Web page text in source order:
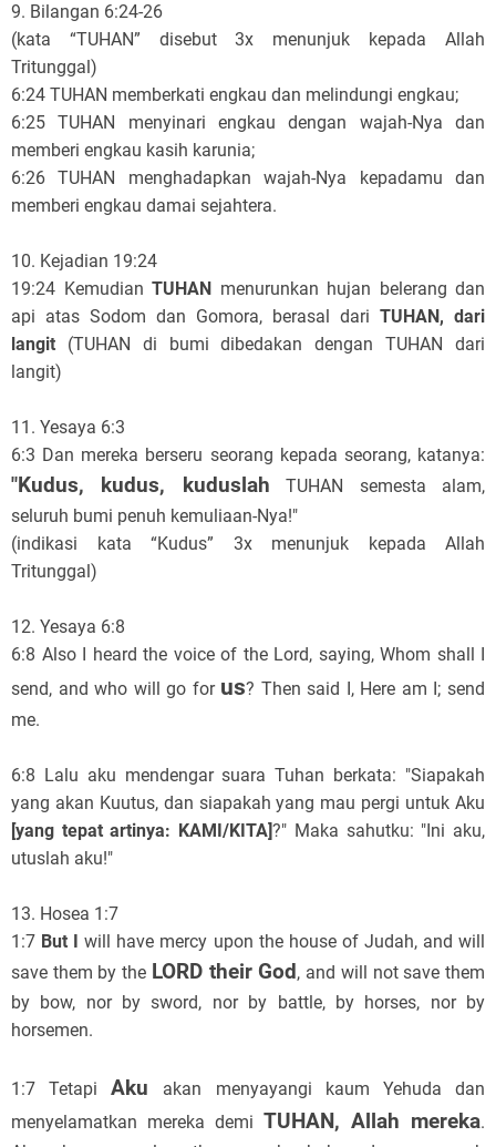
9. Bilangan 6:24-26
(kata “TUHAN” disebut 3x menunjuk kepada Allah
Tritunggal)
6:24 TUHAN memberkati engkau dan melindungi engkau;
6:25 TUHAN menyinari engkau dengan wajah-Nya dan
memberi engkau kasih karunia;
6:26 TUHAN menghadapkan wajah-Nya kepadamu dan
memberi engkau damai sejahtera.
10. Kejadian 19:24
19:24 Kemudian TUHAN
menurunkan hujan belerang dan
api atas Sodom dan Gomora, berasal dari TUHAN, dari
langit (TUHAN di bumi dibedakan dengan TUHAN dari
langit)
11. Yesaya 6:3
6:3 Dan mereka berseru seorang kepada seorang, katanya:
"Kudus, kudus, kuduslah TUHAN semesta alam,
seluruh bumi penuh kemuliaan-Nya!"
(indikasi kata “Kudus” 3x menunjuk kepada Allah
Tritunggal)
12. Yesaya 6:8
6:8 Also I heard the voice of the Lord, saying, Whom shall I
send, and who will go for us? Then said I, Here am I; send
me.
6:8 Lalu aku mendengar suara Tuhan berkata: "Siapakah
yang akan Kuutus, dan siapakah yang mau pergi untuk Aku
[yang tepat artinya: KAMI/KITA]?" Maka sahutku: "Ini aku,
utuslah aku!"
13. Hosea 1:7
1:7 But I
will have mercy upon the house of Judah, and will
save them by the LORD their God, and will not save them
by bow, nor by sword, nor by battle, by horses, nor by
horsemen.
1:7 TetapiAku
akan menyayangi kaum Yehuda dan
menyelamatkan mereka demi TUHAN, Allah mereka.